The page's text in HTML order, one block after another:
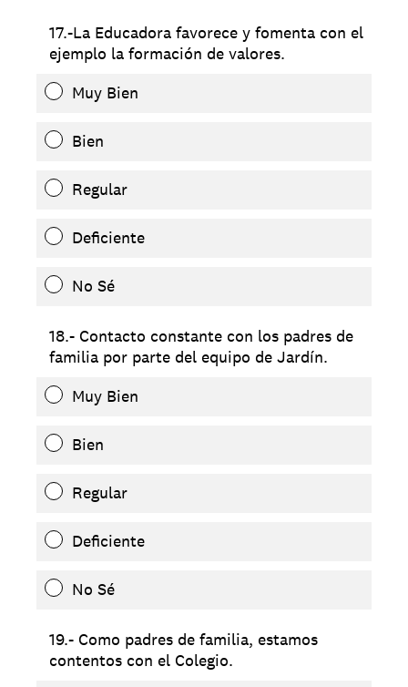
17.-La Educadora favorece y fomenta con el
ejemplo la formación de valores.
Muy Bien
Bien
Regular
Deficiente
No Sé
18.- Contacto constante con los padres de
familia por parte del equipo de Jardín.
Muy Bien
Bien
Regular
Deficiente
No Sé
19.- Como padres de familia, estamos
contentos con el Colegio.